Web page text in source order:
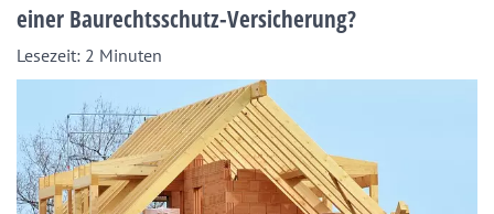
einer Baurechtsschutz-Versicherung?
Lesezeit: 2 Minuten